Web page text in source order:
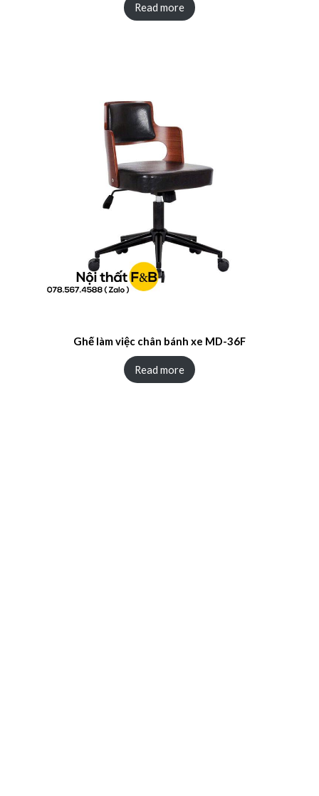
Read more
Ghế làm việc chân bánh xe MD-36F
Read more